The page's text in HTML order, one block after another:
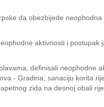
da obezbijede
aktivnosti i
definisali neophodne
- Gradina, sanaciju korita
zida na desnoj obali